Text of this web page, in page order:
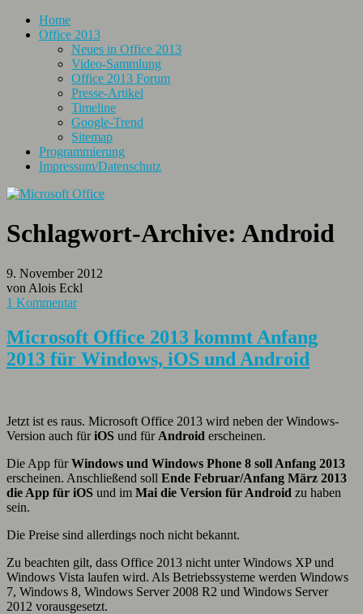
Home
Office 2013
Neues in Office 2013
Video-Sammlung
Office 2013 Forum
Presse-Artikel
Timeline
Google-Trend
Sitemap
Programmierung
Impressum/Datenschutz
Schlagwort-Archive: Android
9. November 2012
von Alois Eckl
1 Kommentar
Microsoft Office 2013 kommt Anfang
2013 für Windows, iOS und Android
Jetzt ist es raus. Microsoft Office 2013 wird neben der Windows-
Version auch füriOS und für Android erscheinen.
Die App fürWindows und Windows Phone 8 soll Anfang 2013
erscheinen. Anschließend soll Ende Februar/Anfang März 2013
die App für iOS und im Mai die Version für Android zu haben
sein.
Die Preise sind allerdings noch nicht bekannt.
Zu beachten gilt, dass Office 2013 nicht unter Windows XP und
Windows Vista laufen wird. Als Betriebssysteme werden Windows
7, Windows 8, Windows Server 2008 R2 und Windows Server
2012 vorausgesetzt.